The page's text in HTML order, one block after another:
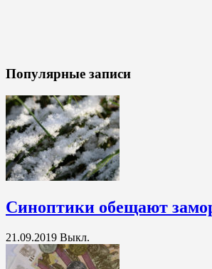
Популярные записи
Синоптики обещают
21.09.2019 Выкл.